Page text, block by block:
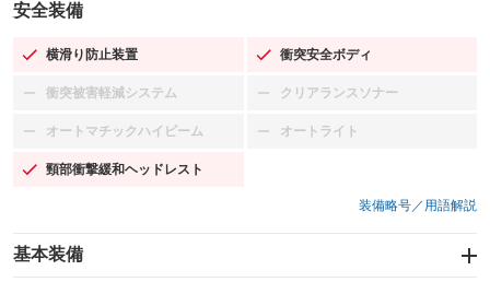
安全装備
横滑り防止装置
：装備あり 衝突安全ボディ
：装備あり
衝突被害軽減システム
：装備なし クリアランスソナー
：装備なし
オートマチックハイビーム
：装備なし オートライト
：装備なし
頸部衝撃緩和ヘッドレスト
：装備あり
装備略号／用語解説
基本装備